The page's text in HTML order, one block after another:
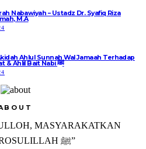
Nabawiyah – Ustadz Dr. Syafiq Riza
M.A
Ahlul Sunnah Wal Jamaah Terhadap
Sahabat & Ahlil Bait Nabi ﷺ
MASYARAKATKAN
SUNNAH ROSULILLAH ﷺ”